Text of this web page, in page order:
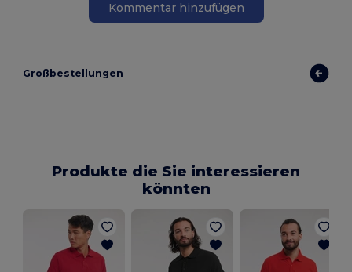
Kommentar hinzufügen
Großbestellungen
Produkte die Sie interessieren
könnten